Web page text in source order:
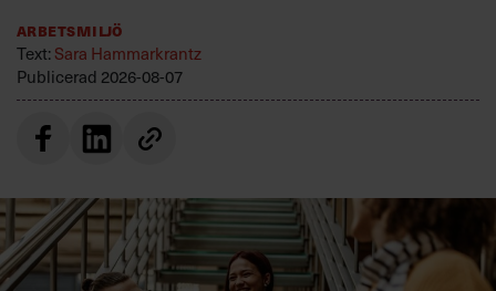
Arbetsmiljö
Text: Sara Hammarkrantz
Publicerad 2026-08-07